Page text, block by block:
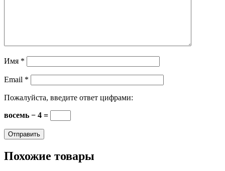
Имя *
Email *
Пожалуйста, введите ответ цифрами:
восемь − 4 =
Похожие товары